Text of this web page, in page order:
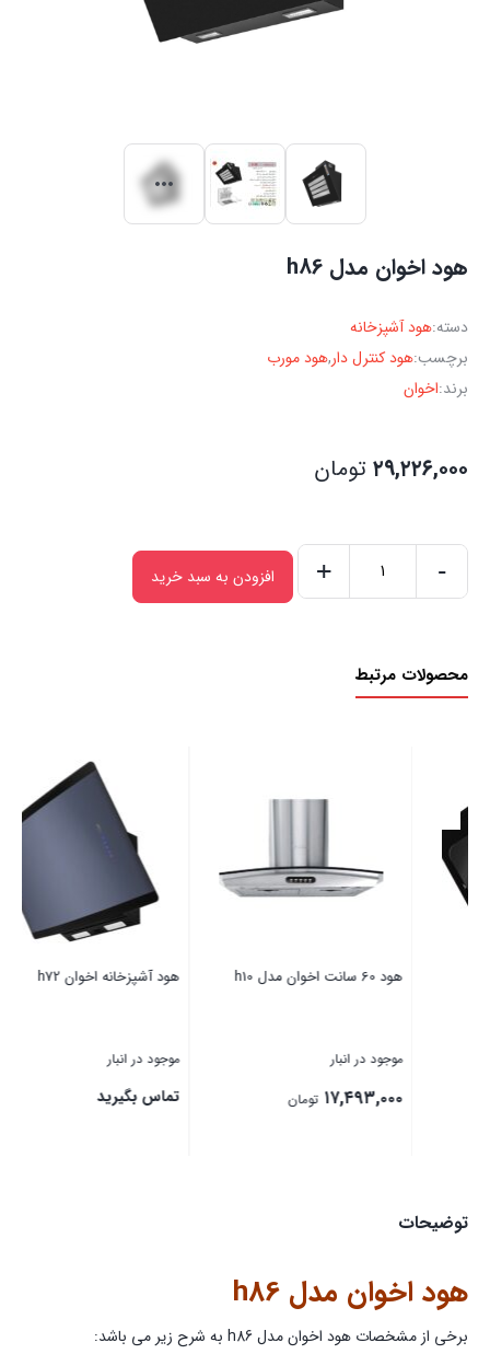
هود اخوان مدل h86
دسته:هود آشپزخانه
برچسب:هود کنترل دار,هود مورب
برند:اخوان
۲۹,۲۲۶,۰۰۰ تومان
-
+ افزودن به سبد خرید
محصولات مرتبط
موجود در انبار
۱۷,۴۹۳,۰۰۰ تومان
هود آشپزخانه اخوان h72
موجود در انبار
تماس بگیرید
توضیحات
هود اخوان مدل h86
برخی از مشخصات هود اخوان مدل h86 به شرح زیر می باشد: